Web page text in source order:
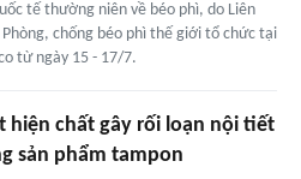
tế thường niên về béo phì, do Liên
chống béo phì thế giới tổ chức tại
từ ngày 15 - 17/7.
hiện chất gây rối loạn nội tiết
sản phẩm tampon